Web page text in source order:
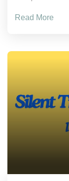
Read More